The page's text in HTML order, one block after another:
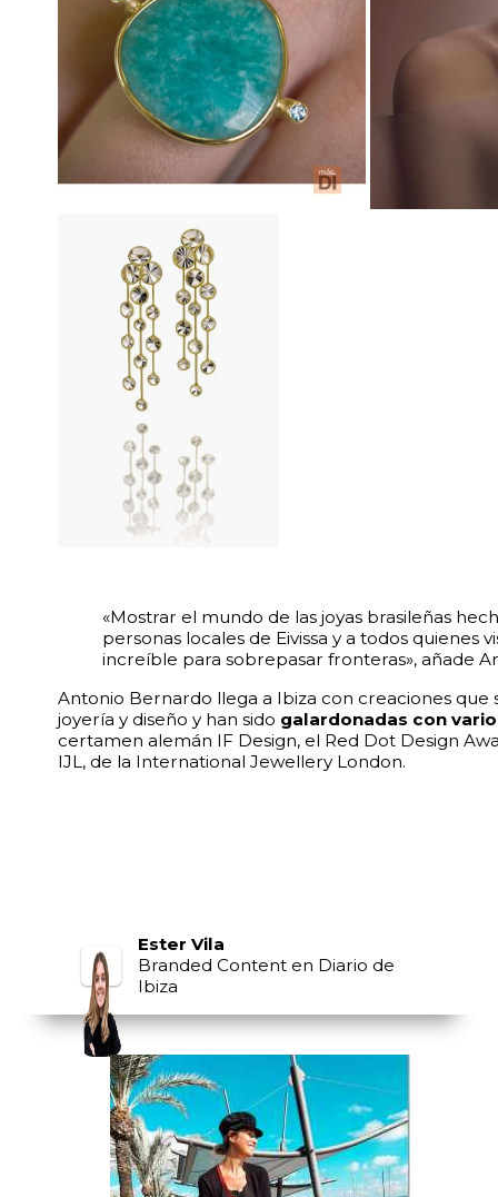
«Mostrar el mundo de las joyas brasileñas
personas locales de Eivissa y a todos quienes
increíble para sobrepasar fronteras», añade
Antonio Bernardo llega a Ibiza con creaciones que
joyería y diseño y han sido galardonadas con
certamen alemán IF Design, el Red Dot Design
IJL, de la International Jewellery London.
Ester Vila
Branded Content en Diario de
Ibiza